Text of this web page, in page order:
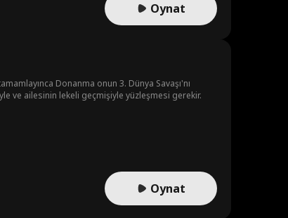
Oynat
Donanma onun 3. Dünya Savaşı'nı
ve ailesinin lekeli geçmişiyle yüzleşmesi gerekir.
Oynat